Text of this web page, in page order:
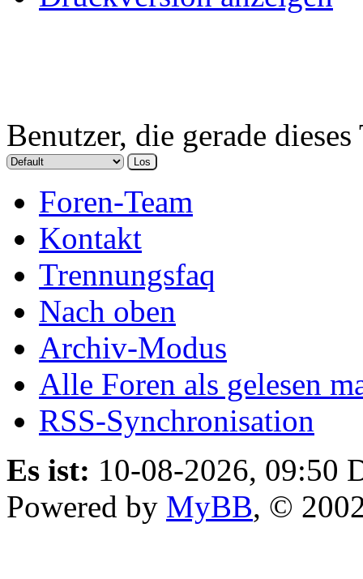
Benutzer, die gerade
Foren-Team
Kontakt
Trennungsfaq
Nach oben
Archiv-Modus
Alle Foren als gelesen
RSS-Synchronisation
Es ist: 10-08-2026, 09:50
Powered by MyBB, ©